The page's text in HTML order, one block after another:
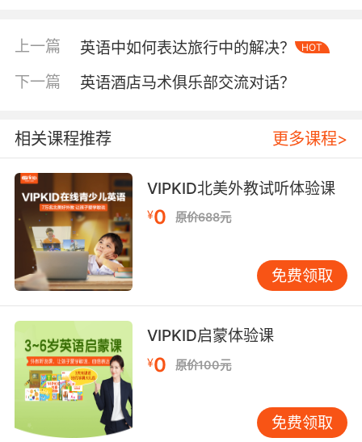
训练可能导致30%的学员出现"发音僵化"现象。
二、教学实践层面：工具理性与人文关怀的平衡
夸张口型示范/b/的双唇闭合特征，但避免直接标
注[b]符号。这种"具象先行，符号跟进"的模式使
学员发音准确率提升23%，远超直接音标教学组
的9%。东京外国语大学田中教授的追踪研究显
示，12岁前接触音标超过200小时的学员，其发
音自信度反而比自然习得组低17个百分点。
教学场景中的技术应用正在重塑音标价值。
VIPKID智能语音评测系统发现，AI反馈的可视化
音波图比传统音标讲解更能帮助学员定位发音偏
差。当学员将/s/发成[θ]时，动态频谱图能直观显
示3kHz以上能量缺失，这种生物反馈式教学使纠
错效率提升41%。但伦敦大学教育学院警告，过
度依赖技术可视化可能削弱儿童对语音情感维度
的感知。
上一篇 英语中如何表达旅行中的解决？ HOT
下一篇 英语酒店马术俱乐部交流对话？
相关课程推荐 更多课程>
VIPKID北美外教试听体验课
¥0 原价688元
免费领取
VIPKID启蒙体验课
¥0 原价100元
免费领取